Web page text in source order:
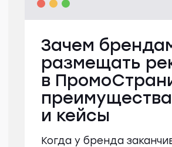
Статья в Дзен для
канцелярии «Комус»
«Комус» — это интернет-гипермаркет
товаров для учебы, бизнеса и дома. Они
продают все: от канцелярии
до компьютерной техники и мебели.
У «Комуса» есть собственная торговая
марка Attache, именно ее и нужно было
О проекте